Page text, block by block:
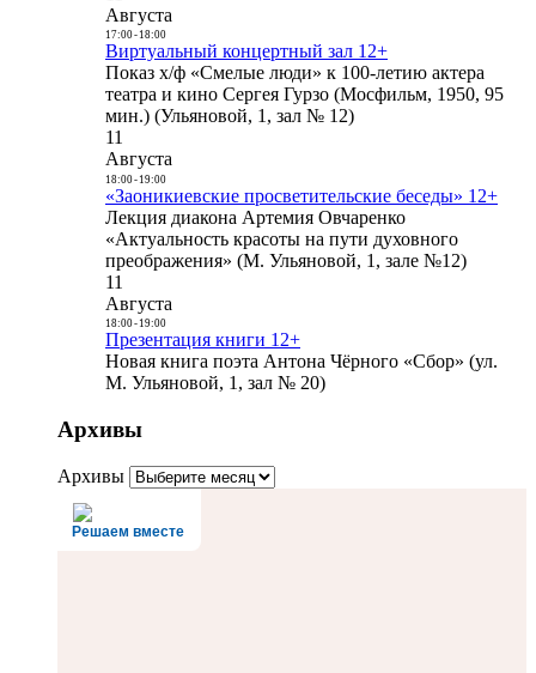
Августа
17:00- 18:00
Виртуальный концертный зал 12+
Показ х/ф «Смелые люди» к 100-летию актера
театра и кино Сергея Гурзо (Мосфильм, 1950, 95
мин.) (Ульяновой, 1, зал № 12)
11
Августа
18:00- 19:00
«Заоникиевские просветительские беседы» 12+
Лекция диакона Артемия Овчаренко
«Актуальность красоты на пути духовного
преображения» (М. Ульяновой, 1, зале №12)
11
Августа
18:00- 19:00
Презентация книги 12+
Новая книга поэта Антона Чёрного «Сбор» (ул.
М. Ульяновой, 1, зал № 20)
Архивы
Архивы
Решаем вместе